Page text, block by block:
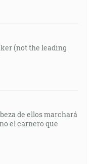
(not the leading
de ellos marchará
el carnero que